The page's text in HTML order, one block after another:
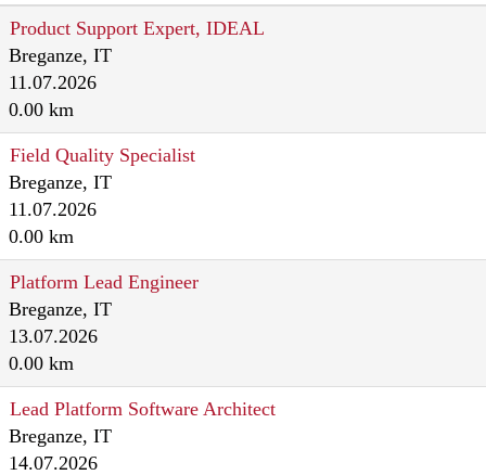
Product Support Expert, IDEAL
Breganze, IT
11.07.2026
0.00 km
Field Quality Specialist
Breganze, IT
11.07.2026
0.00 km
Platform Lead Engineer
Breganze, IT
13.07.2026
0.00 km
Lead Platform Software Architect
Breganze, IT
14.07.2026